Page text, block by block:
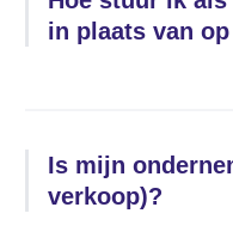
in plaats van
Is mijn
verkoop)?